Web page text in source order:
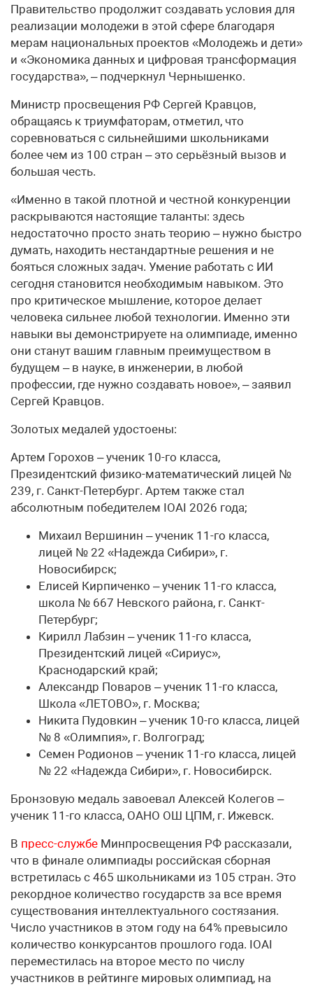
Правительство продолжит создавать условия для
реализации молодежи в этой сфере благодаря
мерам национальных проектов «Молодежь и дети»
и «Экономика данных и цифровая трансформация
государства», – подчеркнул Чернышенко.
Министр просвещения РФ Сергей Кравцов,
обращаясь к триумфаторам, отметил, что
соревноваться с сильнейшими школьниками
более чем из 100 стран – это серьёзный вызов и
большая честь.
«Именно в такой плотной и честной конкуренции
раскрываются настоящие таланты: здесь
недостаточно просто знать теорию – нужно быстро
думать, находить нестандартные решения и не
бояться сложных задач. Умение работать с ИИ
сегодня становится необходимым навыком. Это
про критическое мышление, которое делает
человека сильнее любой технологии. Именно эти
навыки вы демонстрируете на олимпиаде, именно
они станут вашим главным преимуществом в
будущем – в науке, в инженерии, в любой
профессии, где нужно создавать новое», – заявил
Сергей Кравцов.
Золотых медалей удостоены:
Артем Горохов – ученик 10-го класса,
Президентский физико-математический лицей №
239, г. Санкт-Петербург. Артем также стал
абсолютным победителем IOAI 2026 года;
Михаил Вершинин – ученик 11-го класса,
лицей № 22 «Надежда Сибири», г.
Новосибирск;
Елисей Кирпиченко – ученик 11-го класса,
школа № 667 Невского района, г. Санкт-
Петербург;
Кирилл Лабзин – ученик 11-го класса,
Президентский лицей «Сириус»,
Краснодарский край;
Александр Поваров – ученик 11-го класса,
Школа «ЛЕТОВО», г. Москва;
Никита Пудовкин – ученик 10-го класса, лицей
№ 8 «Олимпия», г. Волгоград;
Семен Родионов – ученик 11-го класса, лицей
№ 22 «Надежда Сибири», г. Новосибирск.
Бронзовую медаль завоевал Алексей Колегов –
ученик 11-го класса, ОАНО ОШ ЦПМ, г. Ижевск.
В пресс-службе Минпросвещения РФ рассказали,
что в финале олимпиады российская сборная
встретилась с 465 школьниками из 105 стран. Это
рекордное количество государств за все время
существования интеллектуального состязания.
Число участников в этом году на 64% превысило
количество конкурсантов прошлого года. IOAI
переместилась на второе место по числу
участников в рейтинге мировых олимпиад, на